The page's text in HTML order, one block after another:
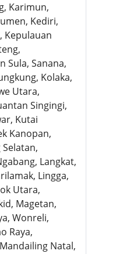
Karimun,
Kediri,
Kepulauan
Sula, Sanana,
Kolaka,
Utara,
Singingi,
Kutai
Kanopan,
Langkat,
Lingga,
Utara,
Magetan,
Wonreli,
Raya,
Natal,